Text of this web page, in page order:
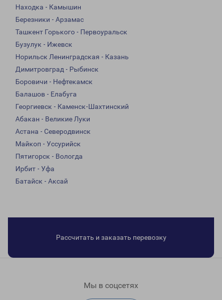
Находка - Камышин
Березники - Арзамас
Ташкент Горького - Первоуральск
Бузулук - Ижевск
Норильск Ленинградская - Казань
Димитровград - Рыбинск
Боровичи - Нефтекамск
Балашов - Елабуга
Георгиевск - Каменск-Шахтинский
Абакан - Великие Луки
Астана - Северодвинск
Майкоп - Уссурийск
Пятигорск - Вологда
Ирбит - Уфа
Батайск - Аксай
Рассчитать и заказать перевозку
Мы в соцсетях